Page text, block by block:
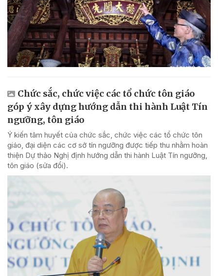
Chức sắc, chức việc các tổ chức tôn giáo
góp ý xây dựng hướng dẫn thi hành Luật Tín
ngưỡng, tôn giáo
Ý kiến tâm huyết của chức sắc, chức việc các tổ chức tôn
giáo, đại diện các cơ sở tín ngưỡng được tiếp thu nhằm hoàn
thiện Dự thảo Nghị định hướng dẫn thi hành Luật Tín ngưỡng,
tôn giáo (sửa đổi).